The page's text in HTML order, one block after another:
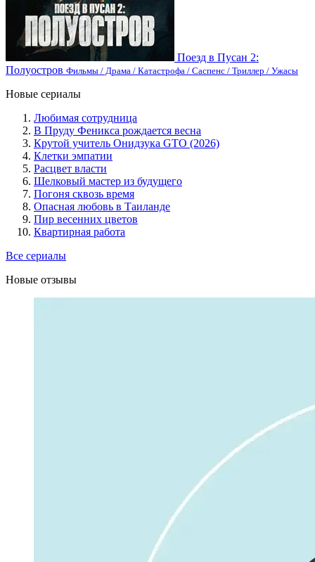
Поезд в Пусан 2:
Полуостров Фильмы / Драма / Катастрофа / Саспенс / Триллер / Ужасы
Новые сериалы
Любимая сотрудница
В Пруду Феникса рождается весна
Крутой учитель Онидзука GTO (2026)
Клетки эмпатии
Расцвет власти
Шелковый мастер из будущего
Погоня сквозь время
Опасная любовь в Таиланде
Пир весенних цветов
Квартирная работа
Все сериалы
Новые отзывы